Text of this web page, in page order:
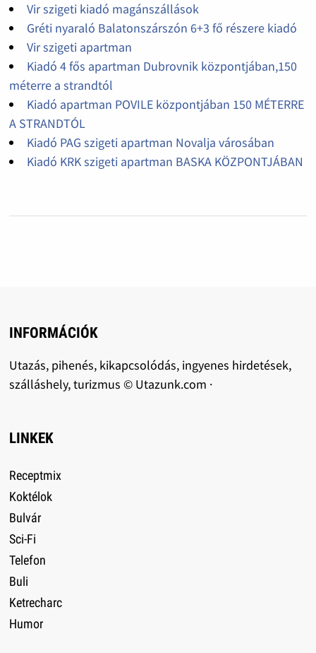
Vir szigeti kiadó magánszállások
Gréti nyaraló Balatonszárszón 6+3 fő részere kiadó
Vir szigeti apartman
Kiadó 4 fős apartman Dubrovnik központjában,150
méterre a strandtól
Kiadó apartman POVILE központjában 150 MÉTERRE
A STRANDTÓL
Kiadó PAG szigeti apartman Novalja városában
Kiadó KRK szigeti apartman BASKA KÖZPONTJÁBAN
INFORMÁCIÓK
Utazás, pihenés, kikapcsolódás, ingyenes hirdetések,
szálláshely, turizmus © Utazunk.com ·
LINKEK
Receptmix
Koktélok
Bulvár
Sci-Fi
Telefon
Buli
Ketrecharc
Humor